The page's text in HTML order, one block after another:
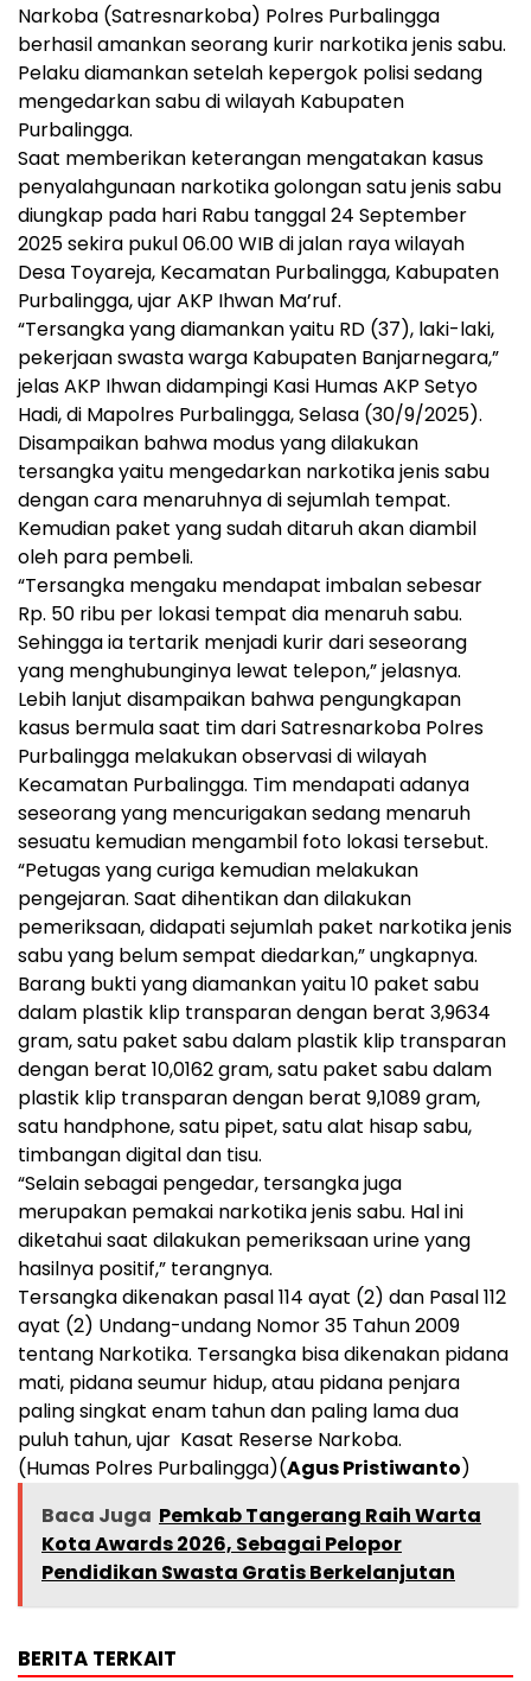
Narkoba (Satresnarkoba) Polres Purbalingga
berhasil amankan seorang kurir narkotika jenis sabu.
Pelaku diamankan setelah kepergok polisi sedang
mengedarkan sabu di wilayah Kabupaten
Purbalingga.
Saat memberikan keterangan mengatakan kasus
penyalahgunaan narkotika golongan satu jenis sabu
diungkap pada hari Rabu tanggal 24 September
2025 sekira pukul 06.00 WIB di jalan raya wilayah
Desa Toyareja, Kecamatan Purbalingga, Kabupaten
Purbalingga, ujar AKP Ihwan Ma’ruf.
“Tersangka yang diamankan yaitu RD (37), laki-laki,
pekerjaan swasta warga Kabupaten Banjarnegara,”
jelas AKP Ihwan didampingi Kasi Humas AKP Setyo
Hadi, di Mapolres Purbalingga, Selasa (30/9/2025).
Disampaikan bahwa modus yang dilakukan
tersangka yaitu mengedarkan narkotika jenis sabu
dengan cara menaruhnya di sejumlah tempat.
Kemudian paket yang sudah ditaruh akan diambil
oleh para pembeli.
“Tersangka mengaku mendapat imbalan sebesar
Rp. 50 ribu per lokasi tempat dia menaruh sabu.
Sehingga ia tertarik menjadi kurir dari seseorang
yang menghubunginya lewat telepon,” jelasnya.
Lebih lanjut disampaikan bahwa pengungkapan
kasus bermula saat tim dari Satresnarkoba Polres
Purbalingga melakukan observasi di wilayah
Kecamatan Purbalingga. Tim mendapati adanya
seseorang yang mencurigakan sedang menaruh
sesuatu kemudian mengambil foto lokasi tersebut.
“Petugas yang curiga kemudian melakukan
pengejaran. Saat dihentikan dan dilakukan
pemeriksaan, didapati sejumlah paket narkotika jenis
sabu yang belum sempat diedarkan,” ungkapnya.
Barang bukti yang diamankan yaitu 10 paket sabu
dalam plastik klip transparan dengan berat 3,9634
gram, satu paket sabu dalam plastik klip transparan
dengan berat 10,0162 gram, satu paket sabu dalam
plastik klip transparan dengan berat 9,1089 gram,
satu handphone, satu pipet, satu alat hisap sabu,
timbangan digital dan tisu.
“Selain sebagai pengedar, tersangka juga
merupakan pemakai narkotika jenis sabu. Hal ini
diketahui saat dilakukan pemeriksaan urine yang
hasilnya positif,” terangnya.
Tersangka dikenakan pasal 114 ayat (2) dan Pasal 112
ayat (2) Undang-undang Nomor 35 Tahun 2009
tentang Narkotika. Tersangka bisa dikenakan pidana
mati, pidana seumur hidup, atau pidana penjara
paling singkat enam tahun dan paling lama dua
puluh tahun, ujar Kasat Reserse Narkoba.
(Humas Polres Purbalingga)(Agus Pristiwanto)
Baca Juga Pemkab Tangerang Raih Warta
Kota Awards 2026, Sebagai Pelopor
Pendidikan Swasta Gratis Berkelanjutan
BERITA TERKAIT